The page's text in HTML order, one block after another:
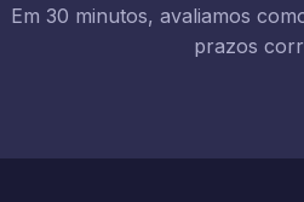
Em 30 minutos, avaliamos
prazos